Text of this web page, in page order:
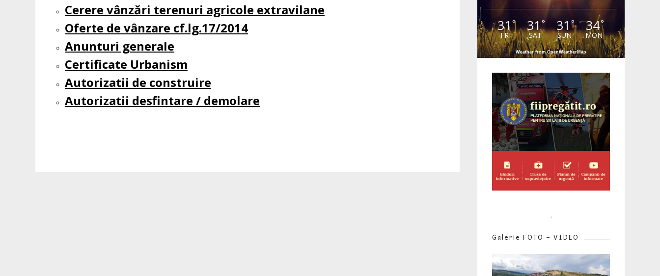
Cerere vânzări terenuri agricole extravilane
Oferte de vânzare cf.lg.17/2014
Anunturi generale
Certificate Urbanism
Autorizatii de construire
Autorizatii desfintare / demolare
31°
FRI
31°
SAT
31 °
SUN
34°
MON
Weather from OpenWeatherMap
.
Galerie FOTO – VIDEO